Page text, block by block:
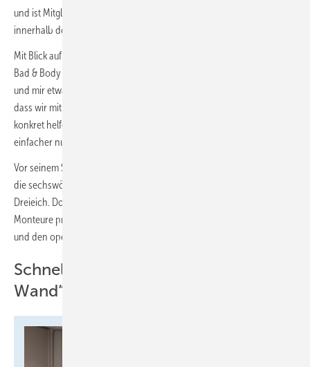
und ist Mitglied bei interdomus Haustechnik, der SHK-Verbundgruppe
innerhalb der MHK Group.
Mit Blick auf die Eröffnung des Showrooms sagt er: „Für mich ist
Bad & Body eine große Chance, früh Verantwortung zu übernehmen
und mir etwas Eigenes aufzubauen. Besonders spannend finde ich,
dass wir mit modernen Lösungen vielen Menschen schnell und
konkret helfen können, wenn ein Bad komfortabler, sicherer oder
einfacher nutzbar werden soll.“
Vor seinem Start in Moos absolvierte Felix Eger im Februar und März
die sechswöchige Qualifikation in der MHK Europa Akademie in
Dreieich. Dort wurden die Franchisepartner, Standortleitungen und
Monteure praxisnah auf Beratung, Planung, technische Umsetzung
und den operativen Start vorbereitet.
Schnelle Badmodernisierung „vor der
Wand“ für Kunden aus der Region